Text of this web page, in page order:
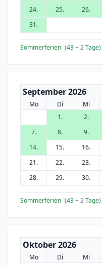
24.
25. 26.
31.
Sommerferien (43+ 2Tage)
September 2026
Mo Di Mi
1.
2.
7.
8. 9.
14.
15. 16.
21.
22. 23.
28.
29. 30.
Sommerferien (43+ 2Tage)
Oktober 2026
Mo Di Mi